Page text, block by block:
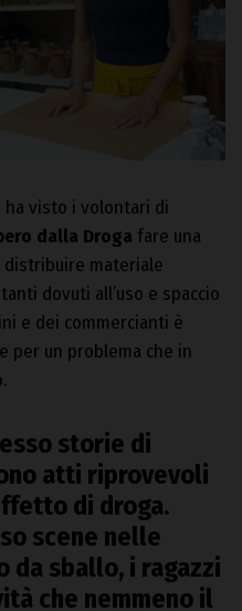
ha visto i volontari di
dalla Droga fare una
distribuire materiale
dovuti all’uso e spaccio
e dei commercianti è
per un problema che in
storie di
atti riprovevoli
di droga.
scene nelle
da sballo, i ragazzi
che nemmeno il